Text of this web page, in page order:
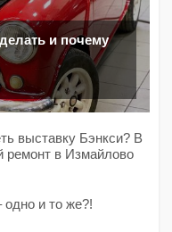
и почему
выставку Бэнкси? В
ремонт в Измайлово
одно и то же?!